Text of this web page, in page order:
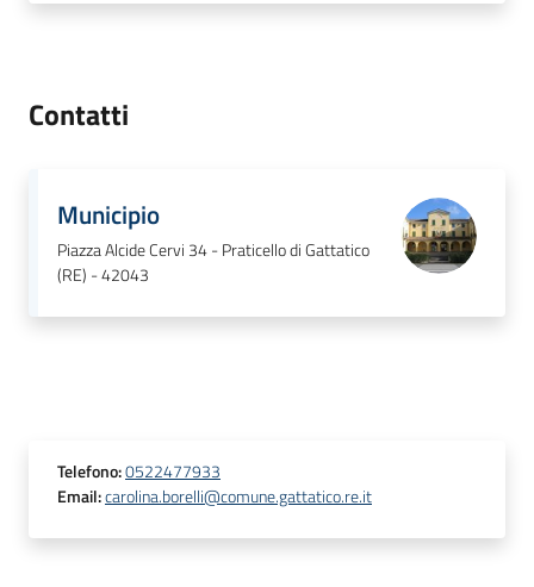
Contatti
Municipio
Piazza Alcide Cervi 34 - Praticello di Gattatico
(RE) - 42043
Telefono:0522477933
Email:carolina.borelli@comune.gattatico.re.it